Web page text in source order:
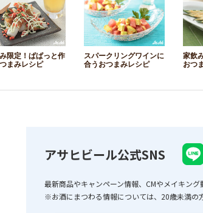
限定！ぱぱっと作
まみレシピ
スパークリングワインに
合うおつまみレシピ
家飲
おつ
アサヒビール公式SNS
最新商品やキャンペーン情報、CMやメイキング
※お酒にまつわる情報については、20歳未満の